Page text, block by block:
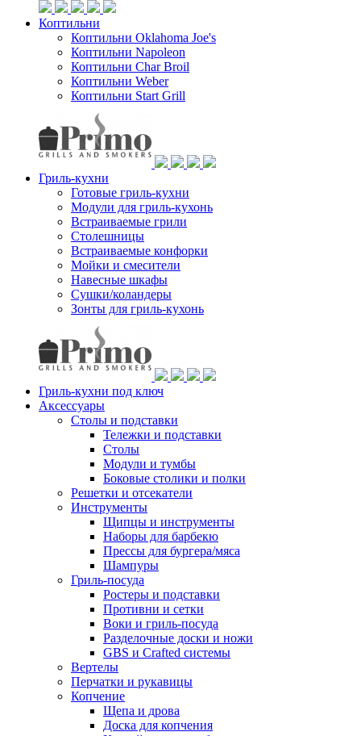
Коптильни
Коптильни Oklahoma Joe's
Коптильни Napoleon
Коптильни Char Broil
Коптильни Weber
Коптильни Start Grill
Гриль-кухни
Готовые гриль-кухни
Модули для гриль-кухонь
Встраиваемые грили
Столешницы
Встраиваемые конфорки
Мойки и смесители
Навесные шкафы
Сушки/коландеры
Зонты для гриль-кухонь
Гриль-кухни под ключ
Аксессуары
Столы и подставки
Тележки и подставки
Столы
Модули и тумбы
Боковые столики и полки
Решетки и отсекатели
Инструменты
Щипцы и инструменты
Наборы для барбекю
Прессы для бургера/мяса
Шампуры
Гриль-посуда
Ростеры и подставки
Противни и сетки
Воки и гриль-посуда
Разделочные доски и ножи
GBS и Crafted системы
Вертелы
Перчатки и рукавицы
Копчение
Щепа и дрова
Доска для копчения